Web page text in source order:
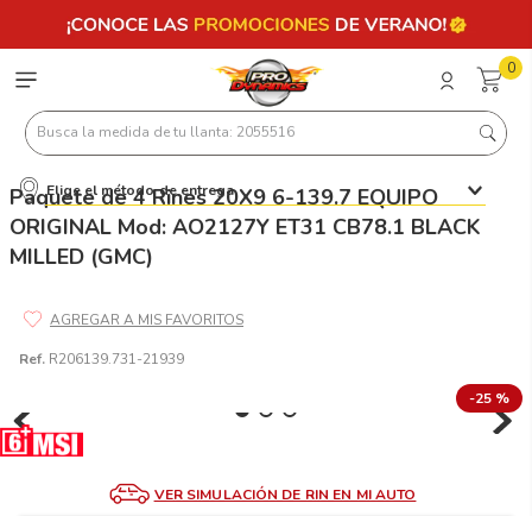
0
Busca la medida de tu llanta: 2055516
Elige el método de entrega
Paquete de 4 Rines 20X9 6-139.7 EQUIPO
ORIGINAL Mod: AO2127Y ET31 CB78.1 BLACK
MILLED (GMC)
Ref. R206139.731-21939
-25 %
VER SIMULACIÓN DE RIN EN MI AUTO
Términos más buscados
5 205
7. 245